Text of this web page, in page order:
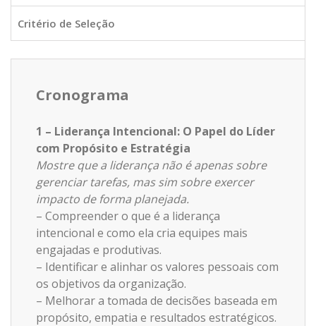
Critério de Seleção
Cronograma
1 – Liderança Intencional: O Papel do Líder
com Propósito e Estratégia
Mostre que a liderança não é apenas sobre
gerenciar tarefas, mas sim sobre exercer
impacto de forma planejada.
– Compreender o que é a liderança
intencional e como ela cria equipes mais
engajadas e produtivas.
– Identificar e alinhar os valores pessoais com
os objetivos da organização.
– Melhorar a tomada de decisões baseada em
propósito, empatia e resultados estratégicos.